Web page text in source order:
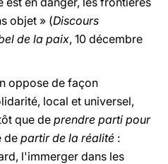
objet » (Discours
de la paix, 10 décembre
oppose de façon
local et universel,
que de prendre parti pour
departir de la réalité :
l'immerger dans les